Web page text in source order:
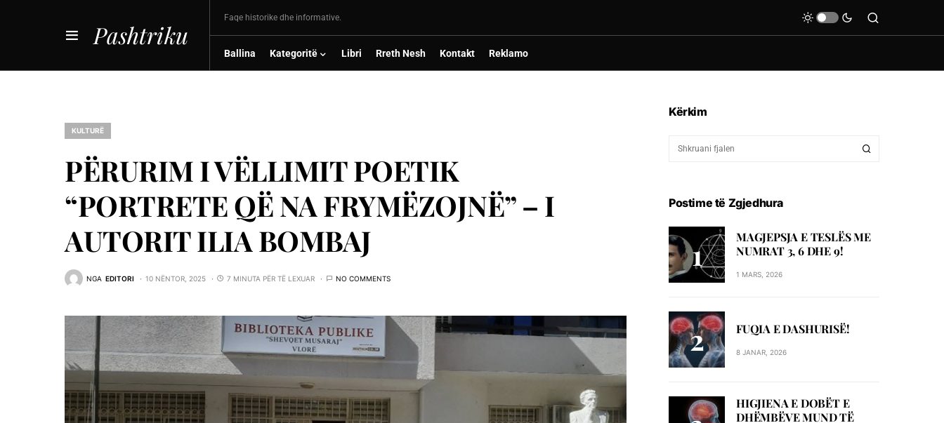
Pashtriku
Faqe historike dhe informative.
Ballina Kategoritë Libri Rreth Nesh Kontakt Reklamo
KULTURË
PËRURIM I VËLLIMIT POETIK
“PORTRETE QË NA FRYMËZOJNË” – I
AUTORIT ILIA BOMBAJ
NGA EDITORI 10 NËNTOR, 2025 7 MINUTA PËR TË LEXUAR NO COMMENTS
Kërkim
Postime të Zgjedhura
MAGJEPSJA E TESLËS ME
NUMRAT 3, 6 DHE 9!
1 MARS, 2026
FUQIA E DASHURISË!
8 JANAR, 2026
HIGJIENA E DOBËT E
DHËMBËVE MUND TË